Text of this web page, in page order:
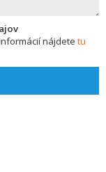
nájdete tu